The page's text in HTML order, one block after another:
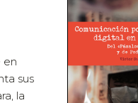
en
sus
la